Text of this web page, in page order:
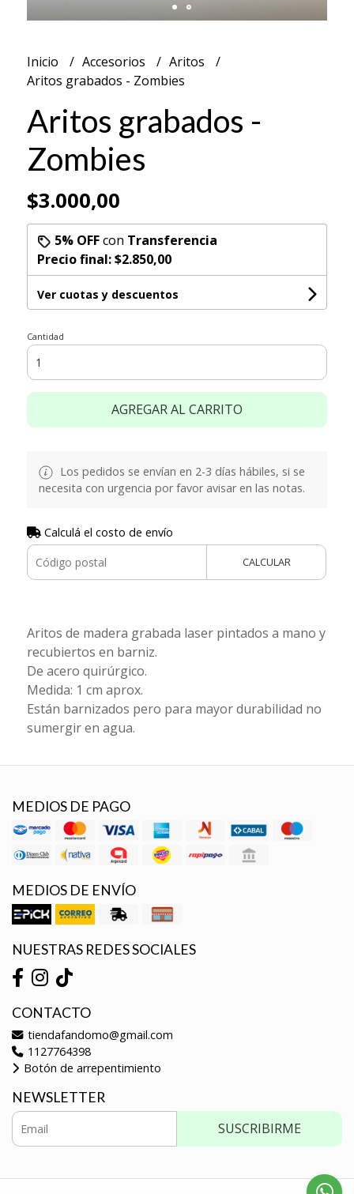
Inicio Accesorios
Aritos
Aritos grabados - Zombies
Aritos grabados -
Zombies
$3.000,00
5% OFFcon Transferencia
Precio final:$2.850,00
Ver cuotas y descuentos
Cantidad
AGREGAR AL CARRITO
Los pedidos se envían en 2-3 días hábiles, si se
necesita con urgencia por favor avisar en las notas.
Calculá el costo de envío
CALCULAR
Aritos de madera grabada laser pintados a mano y
recubiertos en barniz.
De acero quirúrgico.
Medida: 1 cm aprox.
Están barnizados pero para mayor durabilidad no
sumergir en agua.
MEDIOS DE PAGO
MEDIOS DE ENVÍO
NUESTRAS REDES SOCIALES
CONTACTO
tiendafandomo@gmail.com
1127764398
Botón de arrepentimiento
NEWSLETTER
SUSCRIBIRME